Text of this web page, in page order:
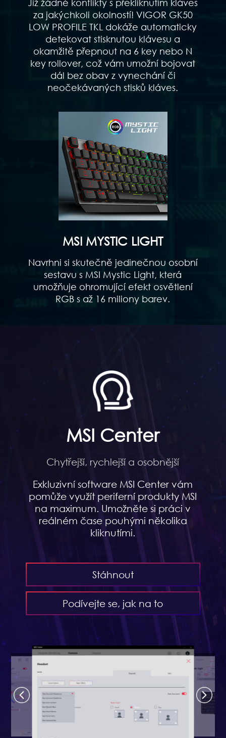
Již žádné konflikty s překliknutím kláves
za jakýchkoli okolností! VIGOR GK50
LOW PROFILE TKL dokáže automaticky
detekovat stisknutou klávesu a
okamžitě přepnout na 6 key nebo N
key rollover, což vám umožní bojovat
dál bez obav z vynechání či
neočekávaných stisků kláves.
MSI MYSTIC LIGHT
Navrhni si skutečně jedinečnou osobní
sestavu s MSI Mystic Light, která
umožňuje ohromující efekt osvětlení
RGB s až 16 miliony barev.
MSI Center
Chytřejší, rychlejší a osobnější
Exkluzivní software MSI Center vám
pomůže využít periferní produkty MSI
na maximum. Umožněte si práci v
reálném čase pouhými několika
kliknutími.
Stáhnout
Podívejte se, jak na to